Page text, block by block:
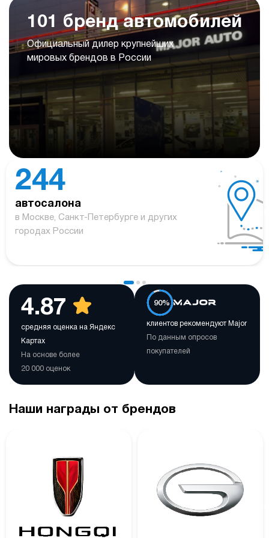
101 бренд автомобилей
Официальный дилер крупнейших
мировых брендов в России
244
автосалона
в Москве, Санкт-Петербурге и других
городах России
4.87
средняя оценка на Яндекс
Картах
На основе более
20 000 оценок
90%
клиентов рекомендуют Major
По данным опросов
покупателей
Наши награды от брендов